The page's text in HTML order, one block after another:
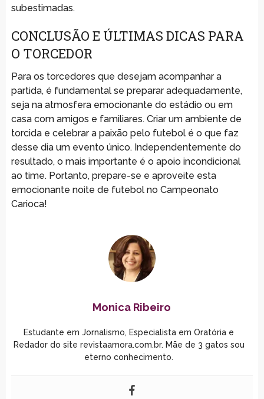
subestimadas.
CONCLUSÃO E ÚLTIMAS DICAS PARA
O TORCEDOR
Para os torcedores que desejam acompanhar a
partida, é fundamental se preparar adequadamente,
seja na atmosfera emocionante do estádio ou em
casa com amigos e familiares. Criar um ambiente de
torcida e celebrar a paixão pelo futebol é o que faz
desse dia um evento único. Independentemente do
resultado, o mais importante é o apoio incondicional
ao time. Portanto, prepare-se e aproveite esta
emocionante noite de futebol no Campeonato
Carioca!
Monica Ribeiro
Estudante em Jornalismo, Especialista em Oratória e
Redador do site revistaamora.com.br. Mãe de 3 gatos sou
eterno conhecimento.